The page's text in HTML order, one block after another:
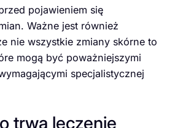
pojawieniem się
Ważne jest również
nie wszystkie zmiany skórne to
mogą być poważniejszymi
specjalistycznej
trwa leczenie